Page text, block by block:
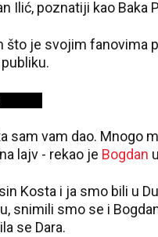
Ilić, poznatiji kao Baka
što je svojim fanovima
sam vam dao. Mnogo
lajv - rekao je Bogdan
Kosta i ja smo bili u
snimili smo se i
se Dara.